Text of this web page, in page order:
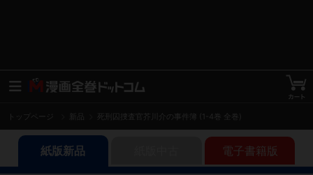
トップページ 死刑囚捜査官芥川介の事件簿 (1-4巻 全巻)
紙版新品 電子書籍版